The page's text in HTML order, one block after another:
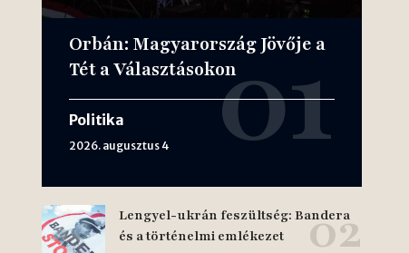
Orbán: Magyarország Jövője a
Tét a Választásokon
Politika
2026. augusztus 4
Lengyel-ukrán feszültség: Bandera
és a történelmi emlékezet